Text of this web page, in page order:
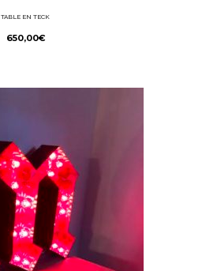
TABLE EN TECK
650,00€